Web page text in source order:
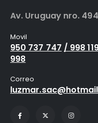
Av. Uruguay nro.
Movil
950 737 747 / 998
998
Correo